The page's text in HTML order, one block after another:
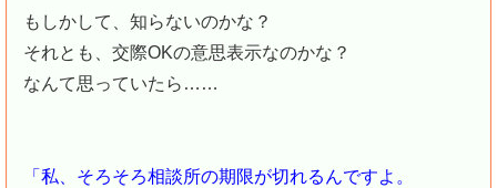
もしかして、知らないのかな？
それとも、交際OKの意思表示なのかな？
なんて思っていたら……
「私、そろそろ相談所の期限が切れるんですよ。